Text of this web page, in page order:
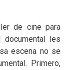
de cine para
les
escena no se
Primero,